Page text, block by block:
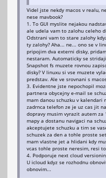
Videl jste nekdy macos v realu,
nese mavbook?
1. To GUI myslite nejakou
ale udela vam to zalohu celeho
Odstrani vam to stare zalohy
ty zalohy? Aha... ne... ono se v
pripojim dva externi disky,
nestaram. Automaticky se
Snapshot fs muzete rovnou
disky? V linuxu si vse muzete
predstav. Ale ve srovnani s
3. Evidentne jste nepochopil
partnera obycejny e-mail se
mam danou schuzku v kalendari
zadrnca telefon ze je uz cas jit
dopravy musim vyrazit autem
mapy a dostanu navigaci na
akceptujete schuzku a tim se
schuzek za den a tohle proste
mam vlastne jet a hlidani kdy
vcas tohle proste neresim, resi
4. Podporuje next cloud
U icloud kdyz se rozhodnu
obnovim...